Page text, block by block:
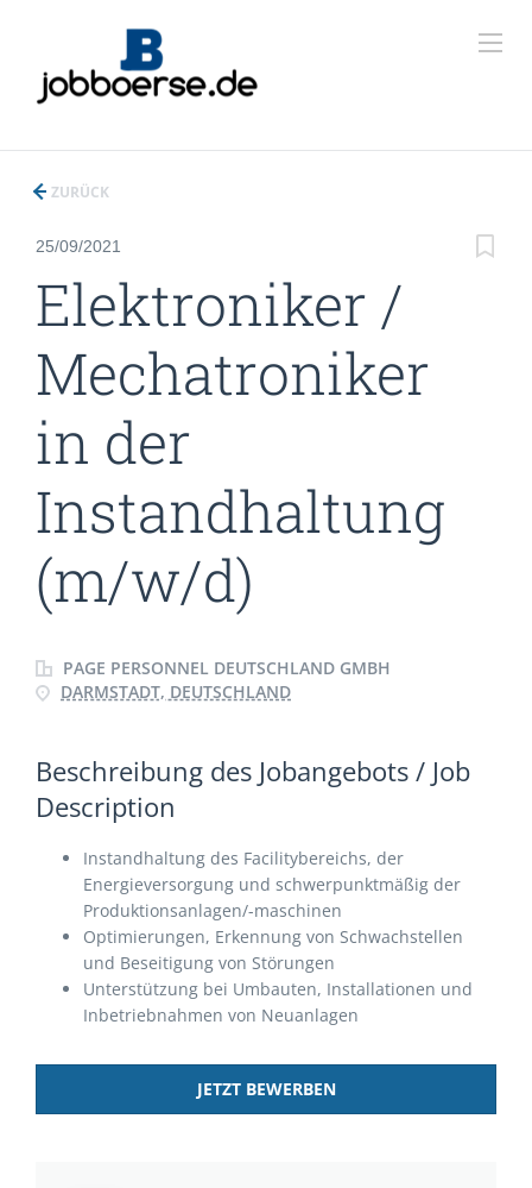
ZURÜCK
25/09/2021
Elektroniker /
Mechatroniker
in der
Instandhaltung
(m/w/d)
PAGE PERSONNEL DEUTSCHLAND GMBH
DARMSTADT, DEUTSCHLAND
Beschreibung des Jobangebots / Job
Description
Instandhaltung des Facilitybereichs, der
Energieversorgung und schwerpunktmäßig der
Produktionsanlagen/-maschinen
Optimierungen, Erkennung von Schwachstellen
und Beseitigung von Störungen
Unterstützung bei Umbauten, Installationen und
Inbetriebnahmen von Neuanlagen
JETZT BEWERBEN